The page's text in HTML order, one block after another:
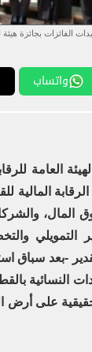
الفائزات بجائزة هيئة
واتساب
العامة
المالية
المال،
التمويلي
النسائية
على أرض